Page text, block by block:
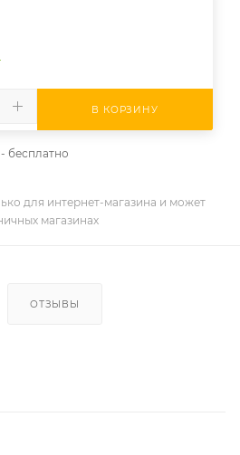
В КОРЗИНУ
бесплатно
для интернет-магазина и может
магазинах
ОТЗЫВЫ